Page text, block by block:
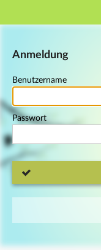
Anmeldung
Benutzername
Passwort